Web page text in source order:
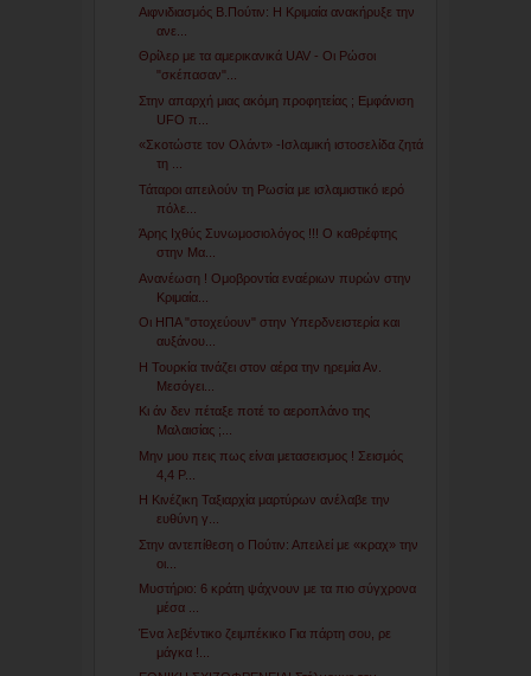
Αιφνιδιασμός Β.Πούτιν: H Κριμαία ανακήρυξε την
ανε...
Θρίλερ με τα αμερικανικά UAV - Οι Ρώσοι
"σκέπασαν"...
Στην απαρχή μιας ακόμη προφητείας ; Εμφάνιση
UFO π...
«Σκοτώστε τον Ολάντ» -Ισλαμική ιστοσελίδα ζητά
τη ...
Τάταροι απειλούν τη Ρωσία με ισλαμιστικό ιερό
πόλε...
Άρης Ιχθύς Συνωμοσιολόγος !!! Ο καθρέφτης
στην Μα...
Ανανέωση ! Ομοβροντία εναέριων πυρών στην
Κριμαία...
Οι ΗΠΑ "στοχεύουν" στην Υπερδνειστερία και
αυξάνου...
Η Τουρκία τινάζει στον αέρα την ηρεμία Αν.
Μεσόγει...
Κι άν δεν πέταξε ποτέ το αεροπλάνο της
Μαλαισίας ;...
Μην μου πεις πως είναι μετασεισμος ! Σεισμός
4,4 Ρ...
Η Κινέζικη Ταξιαρχία μαρτύρων ανέλαβε την
ευθύνη γ...
Στην αντεπίθεση ο Πούτιν: Απειλεί με «κραχ» την
οι...
Μυστήριο: 6 κράτη ψάχνουν με τα πιο σύγχρονα
μέσα ...
Ένα λεβέντικο ζειμπέκικο Για πάρτη σου, ρε
μάγκα !...